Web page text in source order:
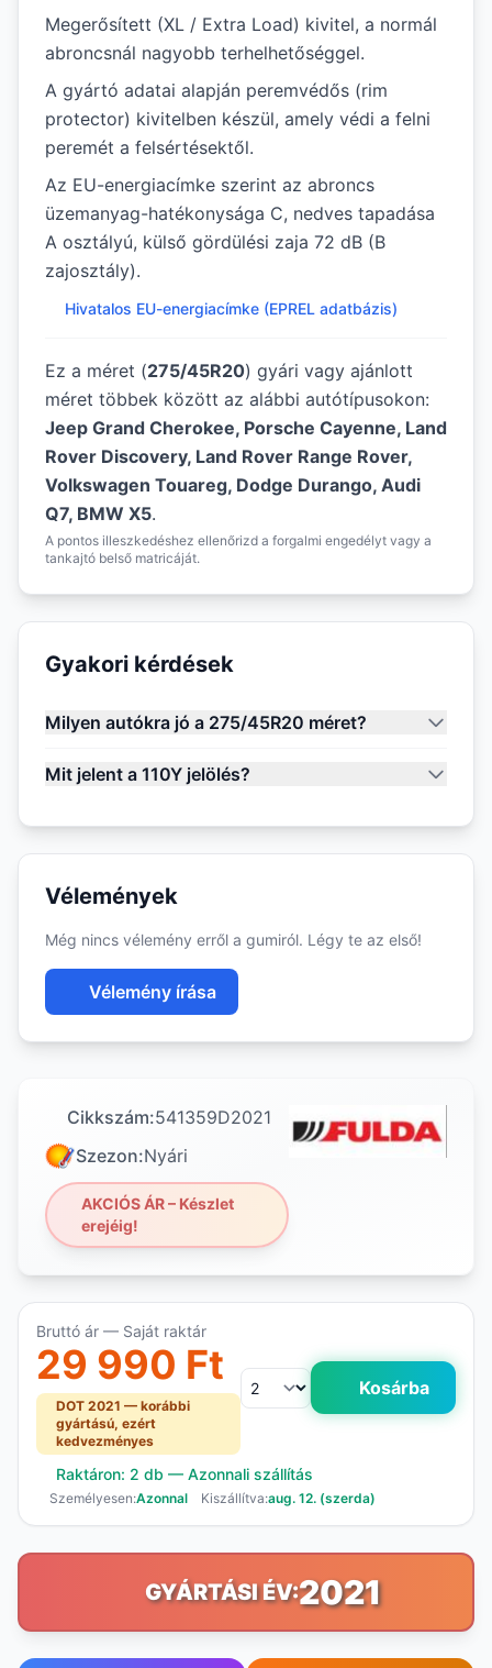
Megerősített (XL / Extra Load) kivitel, a normál
abroncsnál nagyobb terhelhetőséggel.
A gyártó adatai alapján peremvédős (rim
protector) kivitelben készül, amely védi a felni
peremét a felsértésektől.
Az EU-energiacímke szerint az abroncs
üzemanyag-hatékonysága C, nedves tapadása
A osztályú, külső gördülési zaja 72 dB (B
zajosztály).
Hivatalos EU-energiacímke (EPREL adatbázis)
Ez a méret (275/45R20) gyári vagy ajánlott
méret többek között az alábbi autótípusokon:
Jeep Grand Cherokee, Porsche Cayenne, Land
Rover Discovery, Land Rover Range Rover,
Volkswagen Touareg, Dodge Durango, Audi
Q7, BMW X5.
A pontos illeszkedéshez ellenőrizd a forgalmi engedélyt vagy a
tankajtó belső matricáját.
Gyakori kérdések
Milyen autókra jó a 275/45R20 méret?
Mit jelent a 110Y jelölés?
Vélemények
Még nincs vélemény erről a gumiról. Légy te az első!
Vélemény írása
Cikkszám:541359D2021
Szezon:Nyári
AKCIÓS ÁR – Készlet
erejéig!
Bruttó ár — Saját raktár
29 990 Ft
DOT 2021 — korábbi
gyártású, ezért
kedvezményes
Kosárba
Raktáron: 2 db — Azonnali szállítás
Személyesen:Azonnal Kiszállítva:aug. 12. (szerda)
GYÁRTÁSI ÉV:2021